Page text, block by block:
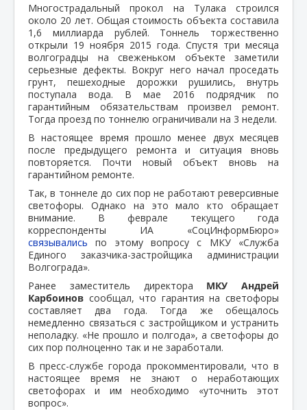
Многострадальный прокол на Тулака строился
около 20 лет. Общая стоимость объекта составила
1,6 миллиарда рублей. Тоннель торжественно
открыли 19 ноября 2015 года. Спустя три месяца
волгоградцы на свеженьком объекте заметили
серьезные дефекты. Вокруг него начал проседать
грунт, пешеходные дорожки рушились, внутрь
поступала вода. В мае 2016 подрядчик по
гарантийным обязательствам произвел ремонт.
Тогда проезд по тоннелю ограничивали на 3 недели.
В настоящее время прошло менее двух месяцев
после предыдущего ремонта и ситуация вновь
повторяется. Почти новый объект вновь на
гарантийном ремонте.
Так, в тоннеле до сих пор не работают реверсивные
светофоры. Однако на это мало кто обращает
внимание. В феврале текущего года
корреспонденты ИА «СоцИнформБюро»
связывались по этому вопросу с МКУ «Служба
Единого заказчика-застройщика администрации
Волгограда».
Ранее заместитель директора МКУ Андрей
Карбоинов сообщал, что гарантия на светофоры
составляет два года. Тогда же обещалось
немедленно связаться с застройщиком и устранить
неполадку. «Не прошло и полгода», а светофоры до
сих пор полноценно так и не заработали.
В пресс-службе города прокомментировали, что в
настоящее время не знают о неработающих
светофорах и им необходимо «уточнить этот
вопрос».